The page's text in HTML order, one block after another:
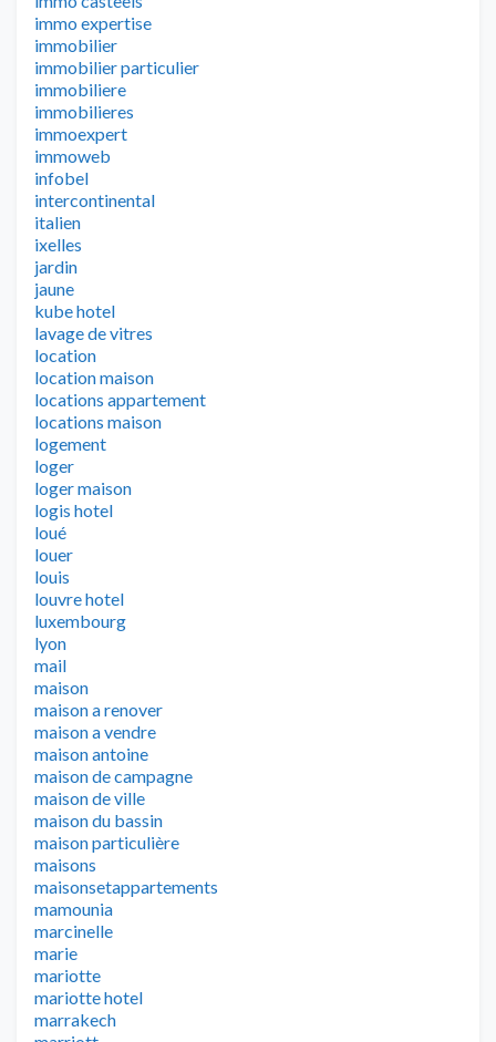
immo expertise
immobilier
immobilier particulier
immobiliere
immobilieres
immoexpert
immoweb
infobel
intercontinental
italien
ixelles
jardin
jaune
kube hotel
lavage de vitres
location
location maison
locations appartement
locations maison
logement
loger
loger maison
logis hotel
loué
louer
louis
louvre hotel
luxembourg
lyon
mail
maison
maison a renover
maison a vendre
maison antoine
maison de campagne
maison de ville
maison du bassin
maison particulière
maisons
maisonsetappartements
mamounia
marcinelle
marie
mariotte
mariotte hotel
marrakech